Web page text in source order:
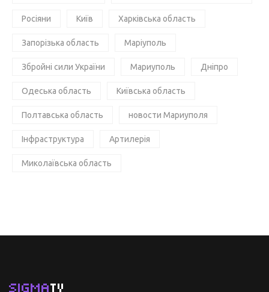
Росіяни Київ Харківська область
Запорізька область Маріуполь
Збройні сили України Мариуполь Дніпро
Одеська область Київська область
Полтавська область новости Мариуполя
Інфраструктура Артилерія
Миколаївська область
SIGMATV